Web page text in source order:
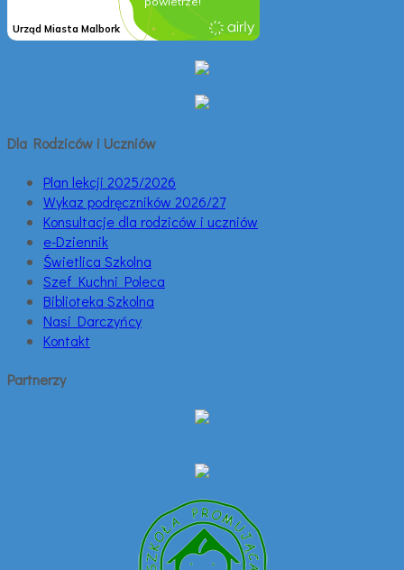
Dla Rodziców i Uczniów
Plan lekcji 2025/2026
Wykaz podręczników 2026/27
Konsultacje dla rodziców i uczniów
e-Dziennik
Świetlica Szkolna
Szef Kuchni Poleca
Biblioteka Szkolna
Nasi Darczyńcy
Kontakt
Partnerzy